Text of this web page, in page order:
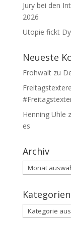
Jury bei den
2026
Utopie fickt
Neueste
Frohwaltzu
Henning Uhle
es
Archiv
Archiv
Kategorien
Kategorien